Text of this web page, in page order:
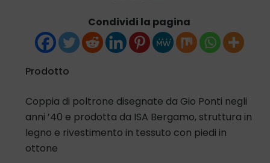
Condividi la pagina
Prodotto
Coppia di poltrone disegnate da Gio Ponti negli
anni ’40 e prodotta da ISA Bergamo, struttura in
legno e rivestimento in tessuto con piedi in
ottone